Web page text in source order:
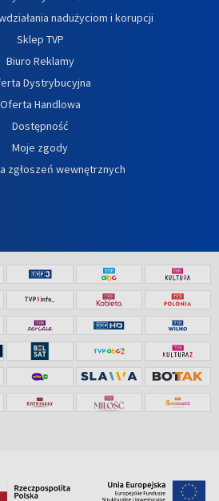
nadużyciom i korupcji
Sklep TVP
Biuro Reklamy
Dystrybucyjna
Oferta Handlowa
Dostępność
Moje zgody
zgłoszeń wewnętrznych